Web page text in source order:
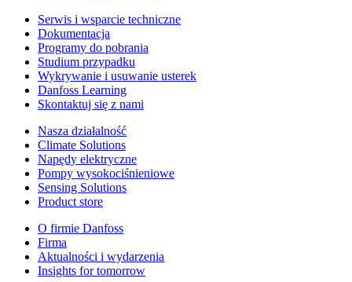
Serwis i wsparcie techniczne
Dokumentacja
Programy do pobrania
Studium przypadku
Wykrywanie i usuwanie usterek
Danfoss Learning
Skontaktuj się z nami
Nasza działalność
Climate Solutions
Napędy elektryczne
Pompy wysokociśnieniowe
Sensing Solutions
Product store
O firmie Danfoss
Firma
Aktualności i wydarzenia
Insights for tomorrow